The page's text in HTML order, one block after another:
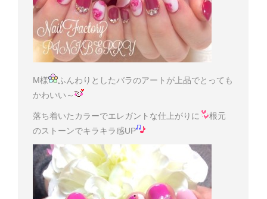
M様
ふんわりとしたバラのアートが上品でとっても
かわいい～
落ち着いたカラーでエレガントな仕上がりに
根元
のストーンでキラキラ感UP